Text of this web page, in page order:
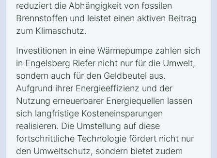
reduziert die Abhängigkeit von fossilen
Brennstoffen und leistet einen aktiven Beitrag
zum Klimaschutz.
Investitionen in eine Wärmepumpe zahlen sich
in Engelsberg Riefer nicht nur für die Umwelt,
sondern auch für den Geldbeutel aus.
Aufgrund ihrer Energieeffizienz und der
Nutzung erneuerbarer Energiequellen lassen
sich langfristige Kosteneinsparungen
realisieren. Die Umstellung auf diese
fortschrittliche Technologie fördert nicht nur
den Umweltschutz, sondern bietet zudem